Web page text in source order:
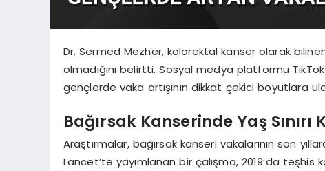
Dr. Sermed Mezher, kolorektal kanser olarak
olmadığını belirtti. Sosyal medya platformu
gençlerde vaka artışının dikkat çekici boyutlara
Bağırsak Kanserinde Yaş Sınırı
Araştırmalar, bağırsak kanseri vakalarının son
Lancet’te yayımlanan bir çalışma, 2019’da teşhis